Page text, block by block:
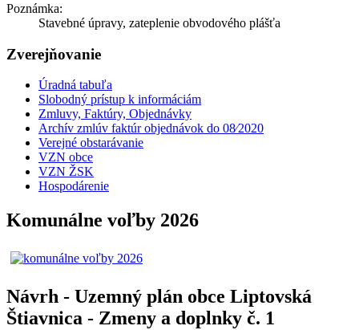
Poznámka:
Stavebné úpravy, zateplenie obvodového plášťa
Zverejňovanie
Úradná tabuľa
Slobodný prístup k informáciám
Zmluvy, Faktúry, Objednávky
Archív zmlúv faktúr objednávok do 08⁄2020
Verejné obstarávanie
VZN obce
VZN ŽSK
Hospodárenie
Komunálne voľby 2026
Návrh - Uzemný plán obce Liptovská
Štiavnica - Zmeny a doplnky č. 1